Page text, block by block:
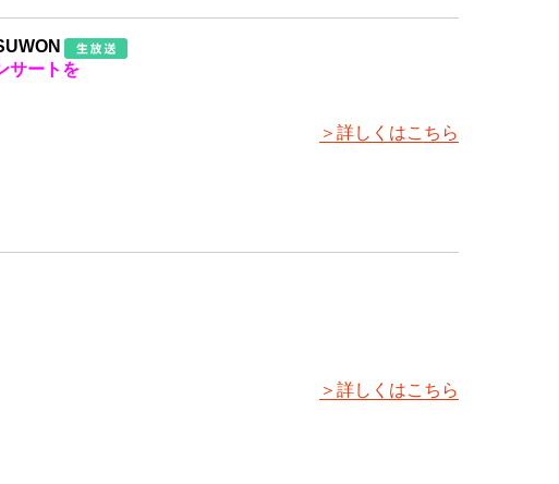
サートを
＞詳しくはこちら
＞詳しくはこちら